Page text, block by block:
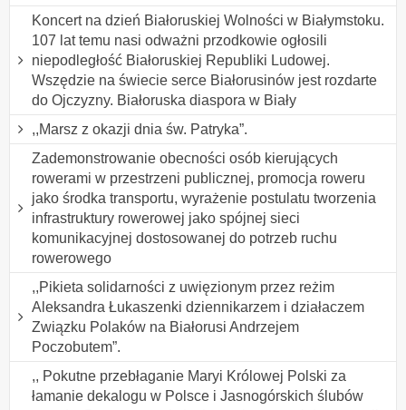
Koncert na dzień Białoruskiej Wolności w Białymstoku.
107 lat temu nasi odważni przodkowie ogłosili
niepodległość Białoruskiej Republiki Ludowej.
Wszędzie na świecie serce Białorusinów jest rozdarte
do Ojczyzny. Białoruska diaspora w Biały
,,Marsz z okazji dnia św. Patryka”.
Zademonstrowanie obecności osób kierujących
rowerami w przestrzeni publicznej, promocja roweru
jako środka transportu, wyrażenie postulatu tworzenia
infrastruktury rowerowej jako spójnej sieci
komunikacyjnej dostosowanej do potrzeb ruchu
rowerowego
,,Pikieta solidarności z uwięzionym przez reżim
Aleksandra Łukaszenki dziennikarzem i działaczem
Związku Polaków na Białorusi Andrzejem
Poczobutem”.
,, Pokutne przebłaganie Maryi Królowej Polski za
łamanie dekalogu w Polsce i Jasnogórskich ślubów